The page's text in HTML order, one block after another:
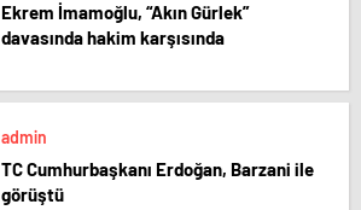
Ekrem İmamoğlu, “Akın Gürlek”
davasında hakim karşısında
admin
TC Cumhurbaşkanı Erdoğan, Barzani ile
görüştü